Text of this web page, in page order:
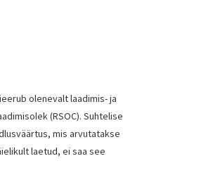
olenevalt laadimis- ja
(RSOC). Suhtelise
mis arvutatakse
laetud, ei saa see